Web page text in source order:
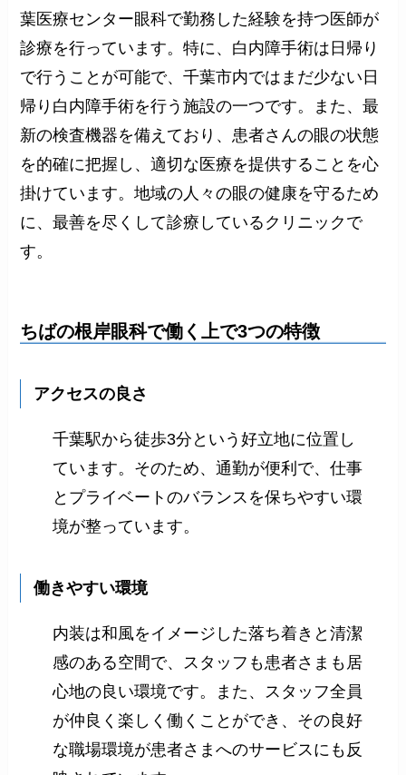
葉医療センター眼科で勤務した経験を持つ医師が
診療を行っています。特に、白内障手術は日帰り
で行うことが可能で、千葉市内ではまだ少ない日
帰り白内障手術を行う施設の一つです。また、最
新の検査機器を備えており、患者さんの眼の状態
を的確に把握し、適切な医療を提供することを心
掛けています。地域の人々の眼の健康を守るため
に、最善を尽くして診療しているクリニックで
す。
ちばの根岸眼科で働く上で3つの特徴
アクセスの良さ
千葉駅から徒歩3分という好立地に位置し
ています。そのため、通勤が便利で、仕事
とプライベートのバランスを保ちやすい環
境が整っています。
働きやすい環境
内装は和風をイメージした落ち着きと清潔
感のある空間で、スタッフも患者さまも居
心地の良い環境です。また、スタッフ全員
が仲良く楽しく働くことができ、その良好
な職場環境が患者さまへのサービスにも反